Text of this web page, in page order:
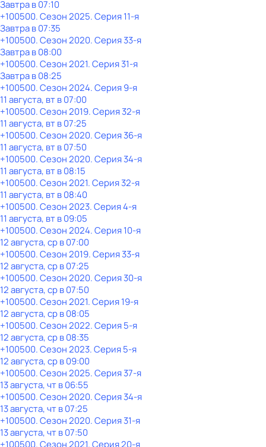
Завтра в 07:10
+100500. Сезон 2025. Серия 11-я
Завтра в 07:35
+100500. Сезон 2020. Серия 33-я
Завтра в 08:00
+100500. Сезон 2021. Серия 31-я
Завтра в 08:25
+100500. Сезон 2024. Серия 9-я
11 августа, вт в 07:00
+100500. Сезон 2019. Серия 32-я
11 августа, вт в 07:25
+100500. Сезон 2020. Серия 36-я
11 августа, вт в 07:50
+100500. Сезон 2020. Серия 34-я
11 августа, вт в 08:15
+100500. Сезон 2021. Серия 32-я
11 августа, вт в 08:40
+100500. Сезон 2023. Серия 4-я
11 августа, вт в 09:05
+100500. Сезон 2024. Серия 10-я
12 августа, ср в 07:00
+100500. Сезон 2019. Серия 33-я
12 августа, ср в 07:25
+100500. Сезон 2020. Серия 30-я
12 августа, ср в 07:50
+100500. Сезон 2021. Серия 19-я
12 августа, ср в 08:05
+100500. Сезон 2022. Серия 5-я
12 августа, ср в 08:35
+100500. Сезон 2023. Серия 5-я
12 августа, ср в 09:00
+100500. Сезон 2025. Серия 37-я
13 августа, чт в 06:55
+100500. Сезон 2020. Серия 34-я
13 августа, чт в 07:25
+100500. Сезон 2020. Серия 31-я
13 августа, чт в 07:50
+100500. Сезон 2021. Серия 20-я